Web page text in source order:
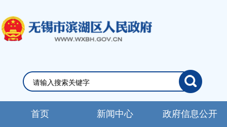
首页 新闻中心 政府信息公开